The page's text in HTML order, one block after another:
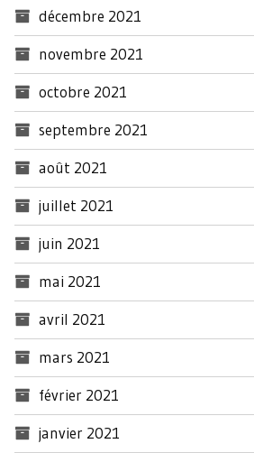
décembre 2021
novembre 2021
octobre 2021
septembre 2021
août 2021
juillet 2021
juin 2021
mai 2021
avril 2021
mars 2021
février 2021
janvier 2021